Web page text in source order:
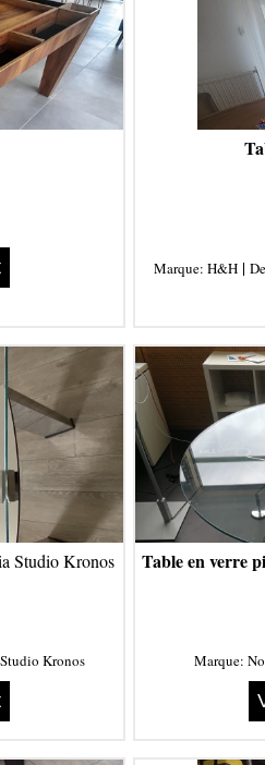
Marque: H&H|
Studio Kronos
Studio Kronos
Table en verre
Marque: